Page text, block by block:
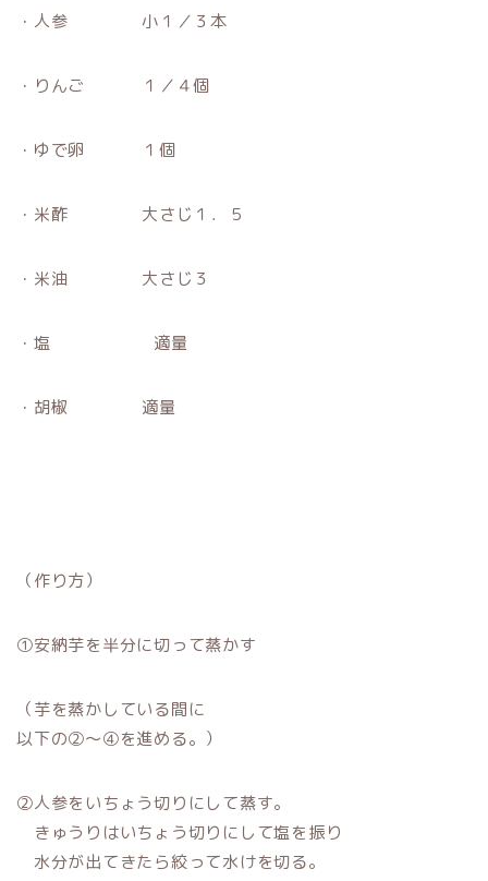
・人参 小１／３本
・りんご １／４個
・ゆで卵 １個
・米酢 大さじ１．５
・米油 大さじ３
・塩 適量
・胡椒 適量
（作り方）
①安納芋を半分に切って蒸かす
（芋を蒸かしている間に
以下の②～④を進める。）
②人参をいちょう切りにして蒸す。
きゅうりはいちょう切りにして塩を振り
水分が出てきたら絞って水けを切る。